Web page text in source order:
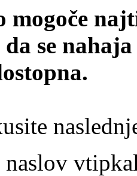
mogoče
se
naslov